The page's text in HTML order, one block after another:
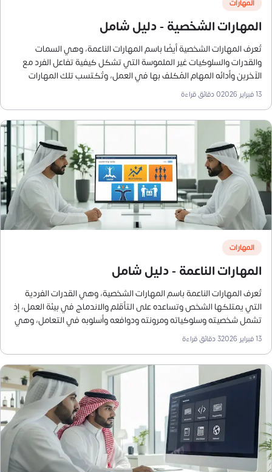
المهارات
المهارات الشخصية - دليل شامل
تُعرف المهارات الشخصية أيضًا باسم المهارات الناعمة، وهي السمات
والقدرات والسلوكيات غير الملموسة التي تشكل كيفية تفاعل الفرد مع
الآخرين وأدائه المهام المُكلف بها في العمل، وتُكتسب تلك المهارات
بشكل طبيعي أو يمكن تعلمها من خلال الممارسة أو من التغذية الراجعة،
وامتلاكها يساعد على التنقل بين المهام اليومية بكفاءة، والتفاعل في
اليومية داخل العمل وخارجه.
13 فبراير 2026 0دقائق قراءة
المهارات
المهارات الناعمة - دليل شامل
تُعرف المهارات الناعمة باسم المهارات الشخصية، وهي القدرات الفردية
التي يمتلكها الشخص وتساعده على التأقلم والاندماج في بيئة العمل، إذ
تشمل شخصيته وسلوكياته ومرونته ودوافعه وأسلوبه في التعامل، وهي
مهارات بالغة الأهمية نظرًا لتأثيرها الفعال في النجاح الوظيفي، لدرجة
أنها كثيرًا ما تكون السبب وراء قرار أصحاب العمل بالاحتفاظ بأحد
13 فبراير 2026 3دقائق قراءة